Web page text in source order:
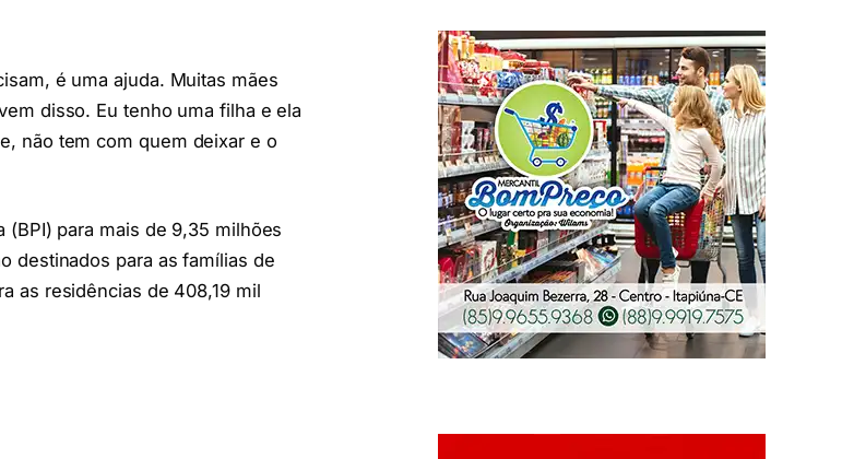
é uma ajuda. Muitas mães
disso. Eu tenho uma filha e ela
não tem com quem deixar e o
(BPI) para mais de 9,35 milhões
destinados para as famílias de
as residências de 408,19 mil